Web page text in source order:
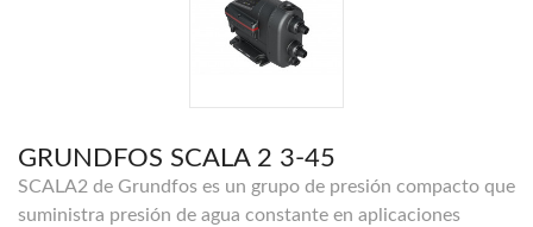
GRUNDFOS SCALA 2 3-45
SCALA2 de Grundfos es un grupo de presión compacto que
suministra presión de agua constante en aplicaciones